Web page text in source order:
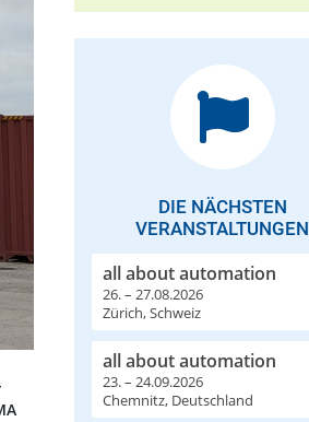
DIE NÄCHSTEN
VERANSTALTUNGEN
all about automation
26. – 27.08.2026
Zürich, Schweiz
all about automation
23. – 24.09.2026
Chemnitz, Deutschland